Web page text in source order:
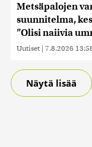
Metsäpalojen
suunnitelma,
”Olisi naiivia
Uutiset | 7.8.2026
Näytä lisää